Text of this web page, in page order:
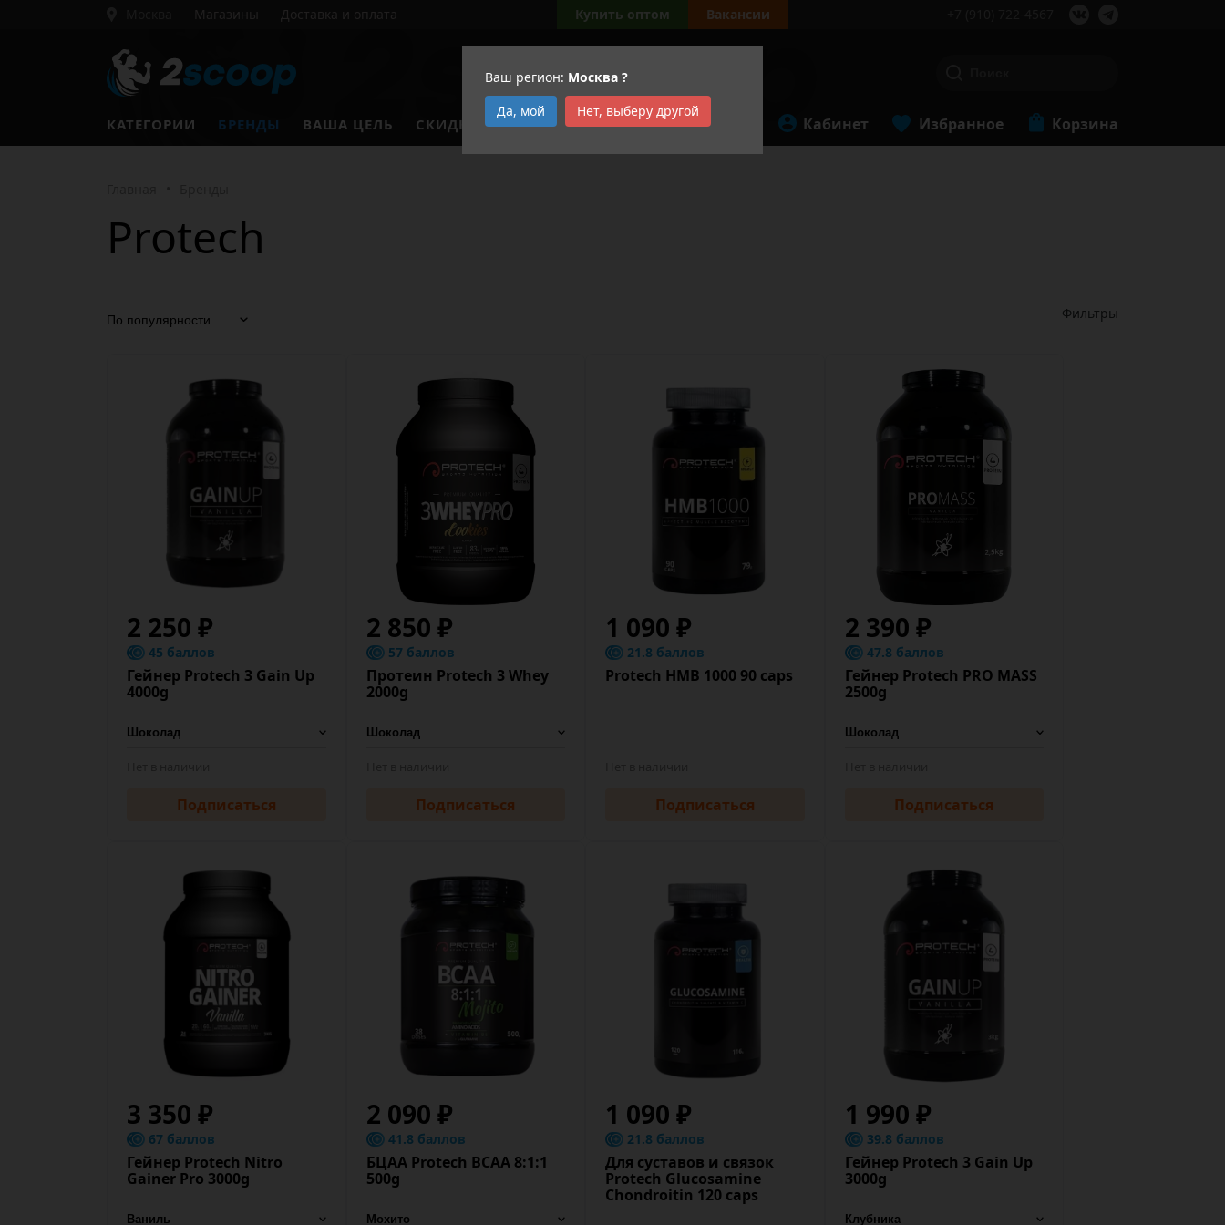
Ваш регион: Москва ?
Да, мой
Нет, выберу другой
Магазины Доставка и оплата Купить оптом Вакансии
КАТЕГОРИИ БРЕНДЫ ВАША ЦЕЛЬ СКИДКИ АКЦИИ Кабинет Избранное Корзина
Protech
Фильтры
2 250 ₽
45 баллов
Гейнер Protech 3 Gain Up
4000g
Подписаться
2 850 ₽
57 баллов
Протеин Protech 3 Whey
2000g
Подписаться
1 090 ₽
21.8 баллов
Protech HMB 1000 90 caps
Подписаться
2 390 ₽
47.8 баллов
Гейнер Protech PRO MASS
2500g
Подписаться
3 350 ₽
67 баллов
Гейнер Protech Nitro
Gainer Pro 3000g
2 090 ₽
41.8 баллов
БЦАА Protech BCAA 8:1:1
500g
1 090 ₽
21.8 баллов
Для суставов и связок
Protech Glucosamine
Chondroitin 120 caps
1 990 ₽
39.8 баллов
Гейнер Protech 3 Gain Up
3000g